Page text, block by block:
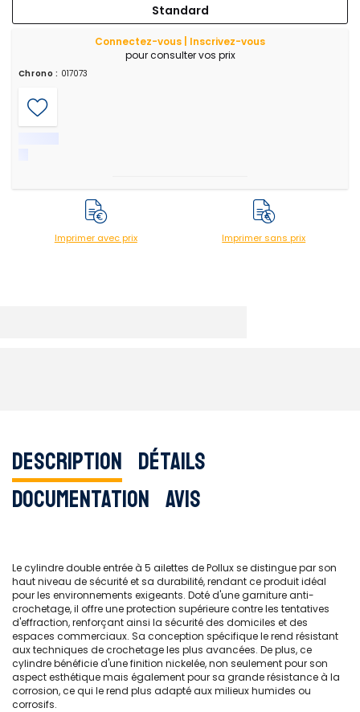
Standard
Connectez-vous | Inscrivez-vous
pour consulter vos prix
Chrono : 017073
Imprimer avec prix Imprimer sans prix
Description Détails
Documentation Avis
Le cylindre double entrée à 5 ailettes de Pollux se distingue par son
haut niveau de sécurité et sa durabilité, rendant ce produit idéal
pour les environnements exigeants. Doté d'une garniture anti-
crochetage, il offre une protection supérieure contre les tentatives
d'effraction, renforçant ainsi la sécurité des domiciles et des
espaces commerciaux. Sa conception spécifique le rend résistant
aux techniques de crochetage les plus avancées. De plus, ce
cylindre bénéficie d'une finition nickelée, non seulement pour son
aspect esthétique mais également pour sa grande résistance à la
corrosion, ce qui le rend plus adapté aux milieux humides ou
corrosifs.